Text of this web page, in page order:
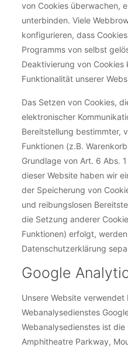
von Cookies überwachen,
unterbinden. Viele
konfigurieren, dass
Programms von selbst
Deaktivierung von
Funktionalität unserer
Das Setzen von Cookies,
elektronischer
Bereitstellung bestimmter,
Funktionen (z.B.
Grundlage von Art. 6 Abs.
dieser Website haben wir
der Speicherung von
und reibungslosen
die Setzung anderer
Funktionen) erfolgt,
Datenschutzerklärung
Google
Unsere Website verwendet
Webanalysedienstes
Webanalysedienstes ist
Amphitheatre Parkway,